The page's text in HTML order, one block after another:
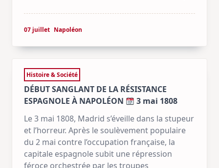
07 juillet Napoléon
Histoire & Société
DÉBUT SANGLANT DE LA RÉSISTANCE
ESPAGNOLE À NAPOLÉON
3 mai 1808
Le 3 mai 1808, Madrid s’éveille dans la stupeur
et l’horreur. Après le soulèvement populaire
du 2 mai contre l’occupation française, la
capitale espagnole subit une répression
féroce orchestrée par les troupes